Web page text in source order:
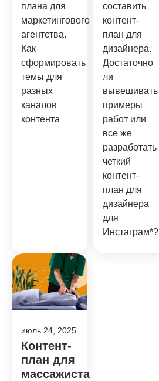
плана для
маркетингового
агентства.
Как
сформировать
темы для
разных
каналов
контента
составить
контент-
план для
дизайнера.
Достаточно
ли
вывешивать
примеры
работ или
все же
разработать
четкий
контент-
план для
дизайнера
для
Инстаграм*?
июль 24, 2025
Контент-
план для
массажиста